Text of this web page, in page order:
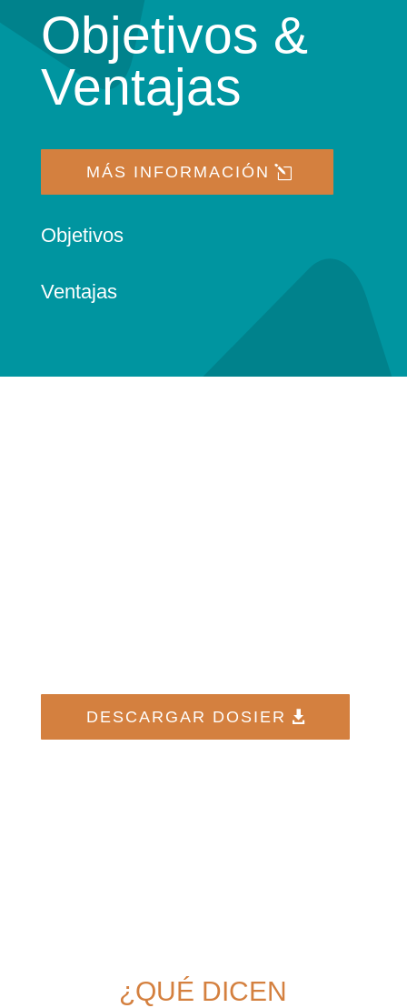
Objetivos &
Ventajas
MÁS INFORMACIÓN
Objetivos
Ventajas
DESCARGAR DOSIER
¿QUÉ DICEN